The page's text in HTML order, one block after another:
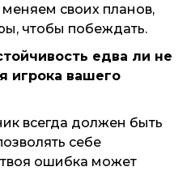
своих планов,
чтобы побеждать.
едва ли не
игрока вашего
всегда должен быть
себе
ошибка может